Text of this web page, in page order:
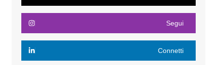
Segui
Connetti